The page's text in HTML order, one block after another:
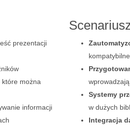
prezentacji
można
informacji
Systemy
w dużych
Integracja